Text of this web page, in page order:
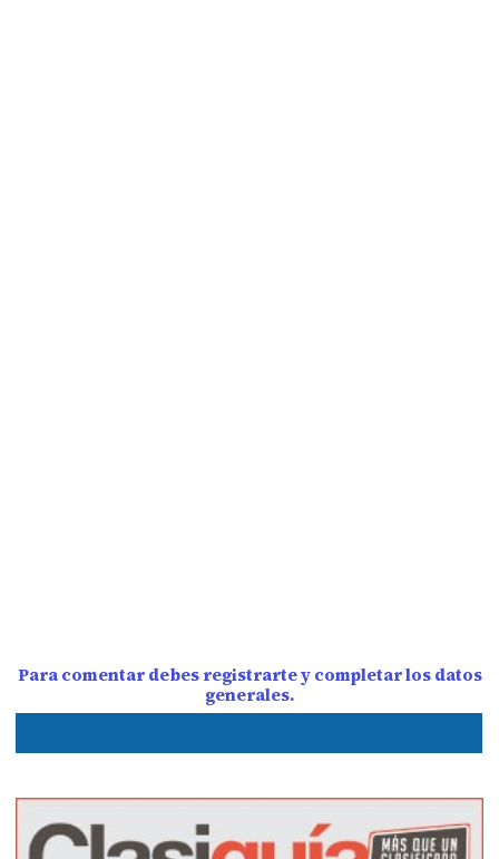
Para comentar debes registrarte y completar los datos
generales.